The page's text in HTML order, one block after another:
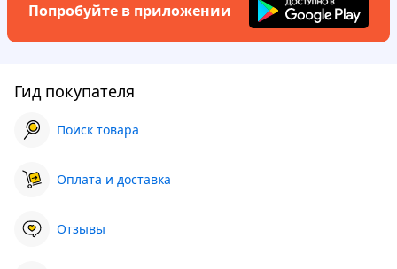
Попробуйте в приложении
Гид покупателя
Поиск товара
Оплата и доставка
Отзывы